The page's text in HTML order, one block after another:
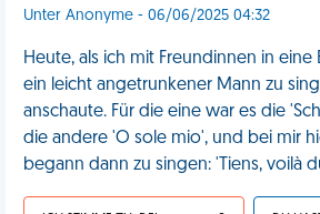
Unter Anonyme - 06/06/2025 04:32
Heute, als ich mit Freundinnen in eine
ein leicht angetrunkener Mann zu
anschaute. Für die eine war es die
die andere 'O sole mio', und bei mir
begann dann zu singen: 'Tiens, voilà